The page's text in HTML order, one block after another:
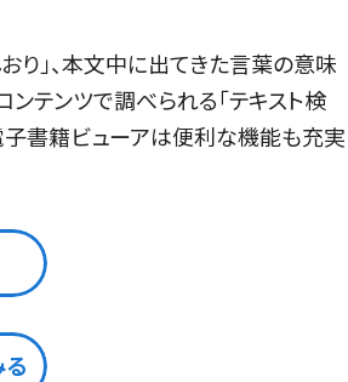
り」、本文中に出てきた言葉の意味
テンツで調べられる「テキスト検
子書籍ビューアは便利な機能も充実